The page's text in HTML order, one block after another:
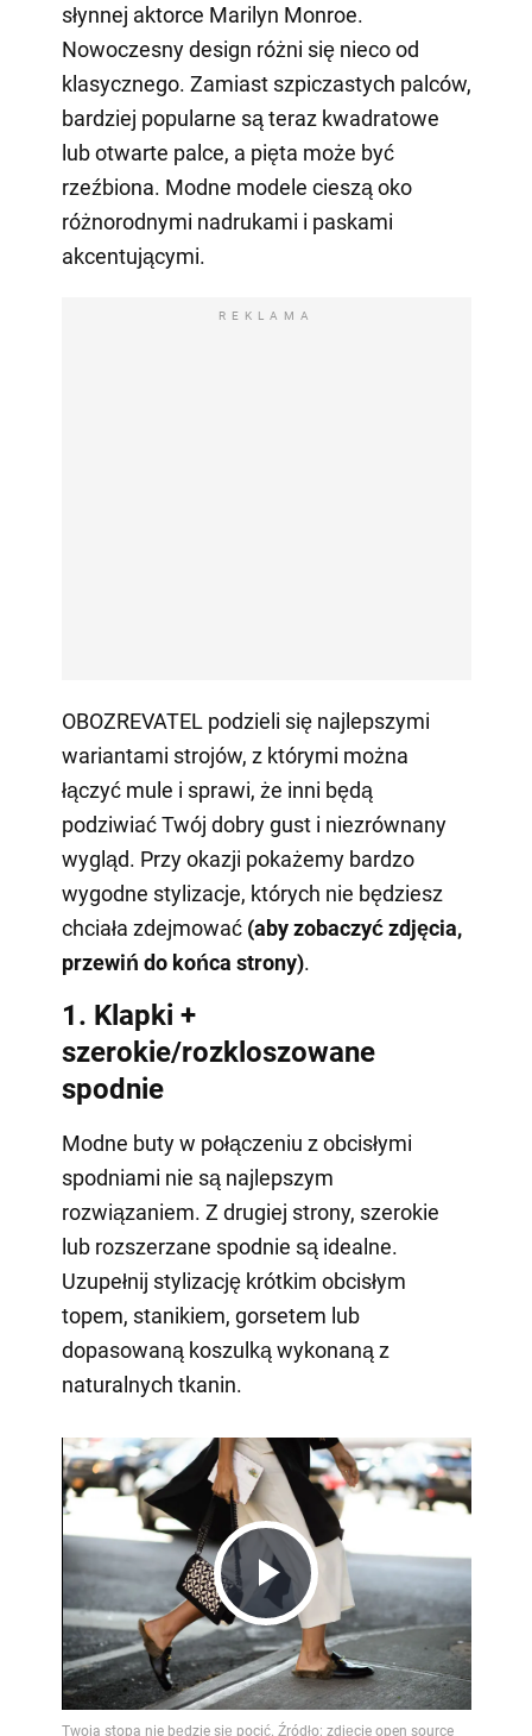
słynnej aktorce Marilyn Monroe.
Nowoczesny design różni się nieco od
klasycznego. Zamiast szpiczastych palców,
bardziej popularne są teraz kwadratowe
lub otwarte palce, a pięta może być
rzeźbiona. Modne modele cieszą oko
różnorodnymi nadrukami i paskami
akcentującymi.
REKLAMA
OBOZREVATEL podzieli się najlepszymi
wariantami strojów, z którymi można
łączyć mule i sprawi, że inni będą
podziwiać Twój dobry gust i niezrównany
wygląd. Przy okazji pokażemy bardzo
wygodne stylizacje, których nie będziesz
chciała zdejmować(aby zobaczyć zdjęcia,
przewiń do końca strony).
1. Klapki +
szerokie/rozkloszowane
spodnie
Modne buty w połączeniu z obcisłymi
spodniami nie są najlepszym
rozwiązaniem. Z drugiej strony, szerokie
lub rozszerzane spodnie są idealne.
Uzupełnij stylizację krótkim obcisłym
topem, stanikiem, gorsetem lub
dopasowaną koszulką wykonaną z
naturalnych tkanin.
Play
Video